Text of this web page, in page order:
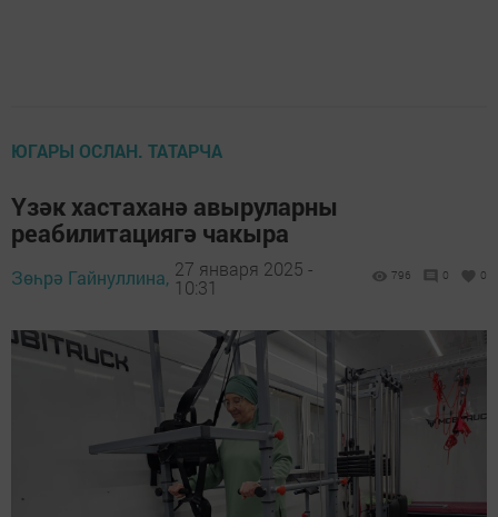
ЮГАРЫ ОСЛАН. ТАТАРЧА
Үзәк хастаханә авыруларны
реабилитациягә чакыра
Зөһрә Гайнуллина, 27 января 2025 -
10:31
796 0 0